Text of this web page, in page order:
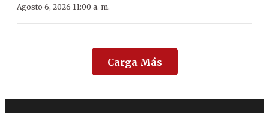
Agosto 6, 2026 11:00 a. m.
Carga Más